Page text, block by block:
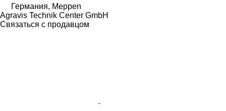
Германия, Meppen
Agravis Technik Center GmbH
Связаться с продавцом